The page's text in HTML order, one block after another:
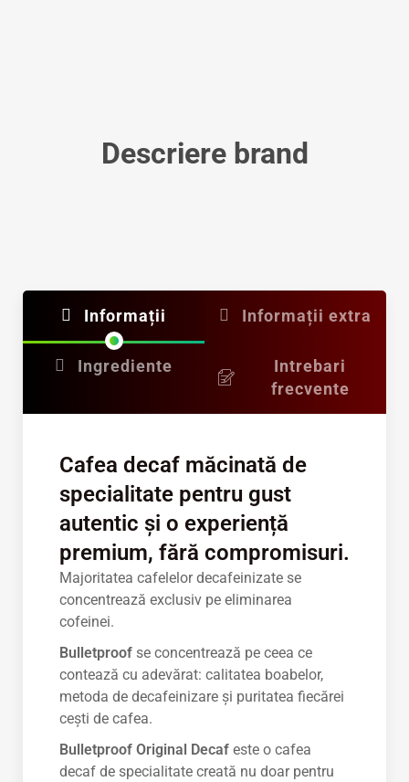
Descriere brand
Informații Informații extra
Ingrediente
Intrebari
frecvente
Cafea decaf măcinată de
specialitate pentru gust
autentic și o experiență
premium, fără compromisuri.
Majoritatea cafelelor decafeinizate se
concentrează exclusiv pe eliminarea
cofeinei.
Bulletproof se concentrează pe ceea ce
contează cu adevărat: calitatea boabelor,
metoda de decafeinizare și puritatea fiecărei
cești de cafea.
Bulletproof Original Decaf este o cafea
decaf de specialitate creată nu doar pentru